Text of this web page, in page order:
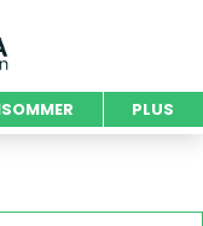
PLUS